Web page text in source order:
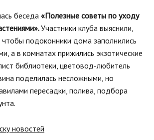
беседа «Полезные советы по уходу
Участники клуба выяснили,
чтобы подоконники дома заполнились
а в комнатах прижились экзотические
библиотеки, цветовод-любитель
поделилась несложными, но
пересадки, полива, подбора
новостей